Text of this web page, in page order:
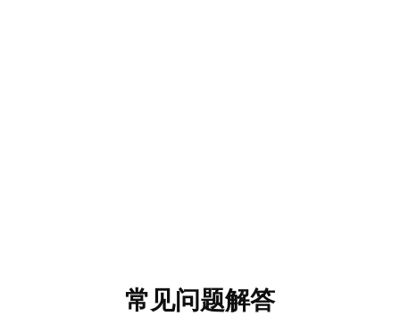
常见问题解答